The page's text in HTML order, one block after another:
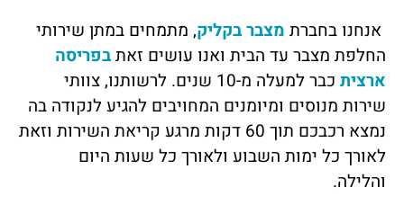
אנחנו בחברת מצבר בקליק, מתמחים במתן שירותי
החלפת מצבר עד הבית ואנו עושים זאתבפריסה
ארצית
כבר למעלה מ-10 שנים. לרשותנו, צוותי
שירות מנוסים ומיומנים המחויבים להגיע לנקודה בה
נמצא רכבכם תוך 60 דקות מרגע קריאת השירות וזאת
לאורך כל ימות השבוע ולאורך כל שעות היום
והלילה.